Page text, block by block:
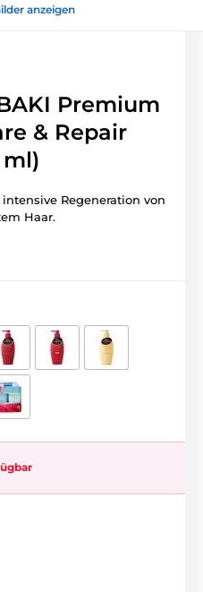
anzeigen
Premium
& Repair
Regeneration von
Haar.